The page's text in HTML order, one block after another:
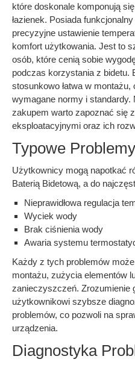
które doskonale komponują
łazienek. Posiada
precyzyjne ustawienie
komfort użytkowania. Jest to
osób, które cenią sobie
podczas korzystania z bidetu.
stosunkowo łatwa w
wymagane normy i standardy.
zakupem warto zapoznać się
eksploatacyjnymi oraz ich
Typowe
Użytkownicy mogą napotkać
Baterią Bidetową, a do
Nieprawidłowa regulacja
Wyciek wody
Brak ciśnienia wody
Awaria systemu
Każdy z tych problemów
montażu, zużycia elementów
zanieczyszczeń. Zrozumienie
użytkownikowi szybsze
problemów, co pozwoli na
urządzenia.
Diagnostyka